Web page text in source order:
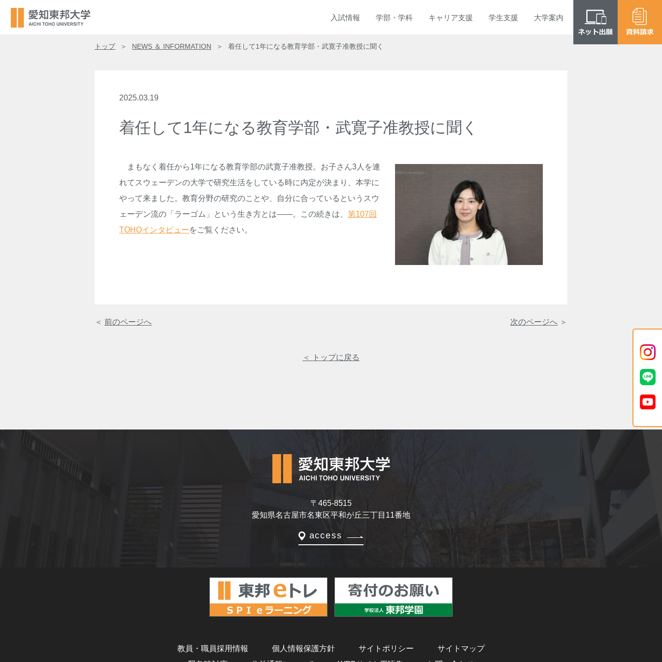
入試情報 学部 ・ 学科 キャリア支援 学生支援 大学案内
トップ NEWS ＆ INFORMATION 着任して1年になる教育学部・武寛子准教授に聞く
2025.03.19
着任して1年になる教育学部・武寛子准教授に聞く
まもなく着任から1年になる教育学部の武寛子准教授。お子さん3 人を連
れてスウェーデンの大学で研究生活をしている時に内定が決まり、本学に
やって来ました。教育分野の研究のことや、自分に合っているというスウ
ェーデン流の「ラーゴム」という生き方とは――。この続きは、 第107回
TOHOインタビューをご覧ください。
＜ 前のページへ 次のページへ ＞
＜ トップに戻る
〒465-8515
愛知県名古屋市名東区平和が丘三丁目11番地
access
教員・職員採用情報 個人情報保護方針 サイトポリシー
サイトマップ